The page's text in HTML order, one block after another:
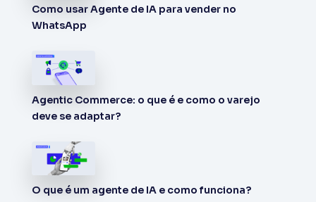
Como usar Agente de IA para vender no
WhatsApp
Agentic Commerce: o que é e como o varejo
deve se adaptar?
O que é um agente de IA e como funciona?